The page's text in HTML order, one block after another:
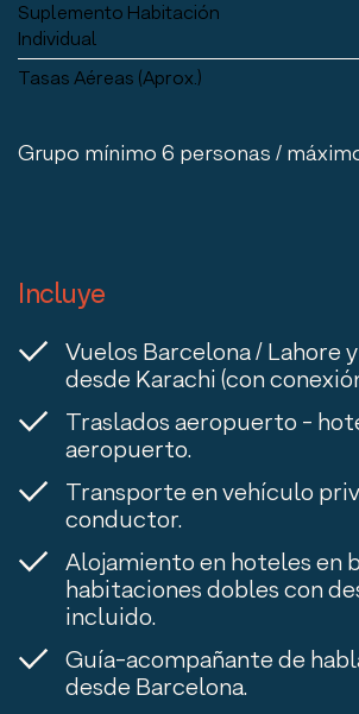
Suplemento Habitación
Individual
Tasas Aéreas (Aprox.)
Grupo mínimo 6 personas /
Incluye
Vuelos Barcelona / Lahore
desde Karachi (con
Traslados aeropuerto -
aeropuerto.
Transporte en vehículo
conductor.
Alojamiento en hoteles en
habitaciones dobles con
incluido.
Guía-acompañante de
desde Barcelona.